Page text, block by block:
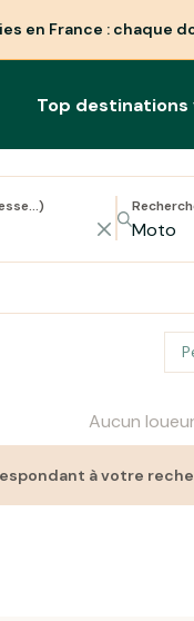
en France : chaque
Top destinations
Aucun loueur
à votre